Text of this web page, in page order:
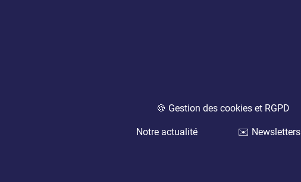
🍪 Gestion des cookies et RGPD
Notre actualité ✉️ Newsletters